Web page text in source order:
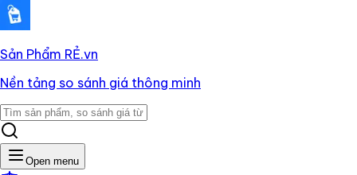
Sản Phẩm RẺ.vn
Nền tảng so sánh giá thông minh
Open menu